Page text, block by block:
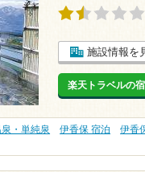
施設情報を
楽天トラベルの
・単純泉 伊香保 宿泊 伊香